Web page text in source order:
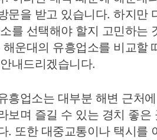
문을 받고 있습니다. 하지만
를 선택해야 할지 고민하는
운대의 유흥업소를 비교할
내드리겠습니다.
흥업소는 대부분 해변 근처
보며 즐길 수 있는 경치 좋은
. 또한 대중교통이나 택시를